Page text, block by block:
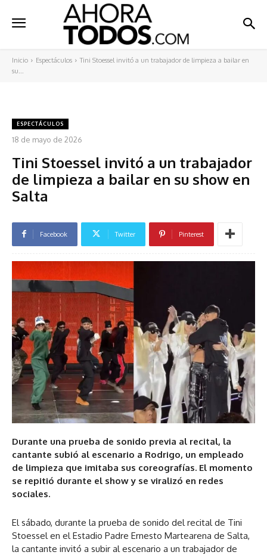
Inicio Espectáculos
Tini Stoessel invitó a un trabajador de limpieza a bailar en
su...
ESPECTÁCULOS
18 de mayo de 2026
Tini Stoessel invitó a un trabajador
de limpieza a bailar en su show en
Salta
Facebook Twitter Pinterest
Durante una prueba de sonido previa al recital, la
cantante subió al escenario a Rodrigo, un empleado
de limpieza que imitaba sus coreografías. El momento
se repitió durante el show y se viralizó en redes
sociales.
El sábado, durante la prueba de sonido del recital de Tini
Stoessel en el Estadio Padre Ernesto Martearena de Salta,
la cantante invitó a subir al escenario a un trabajador de